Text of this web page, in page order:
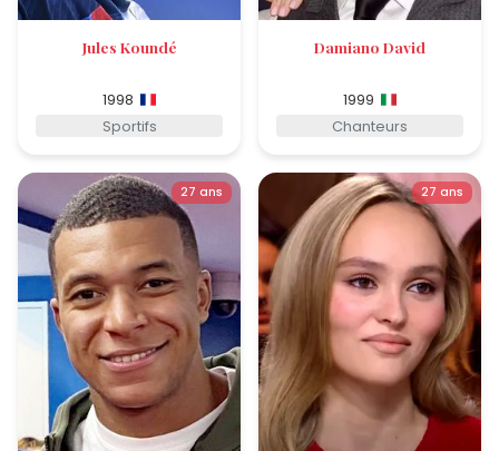
Jules Koundé
1998
Sportifs
Damiano David
1999
Chanteurs
27 ans 27 ans